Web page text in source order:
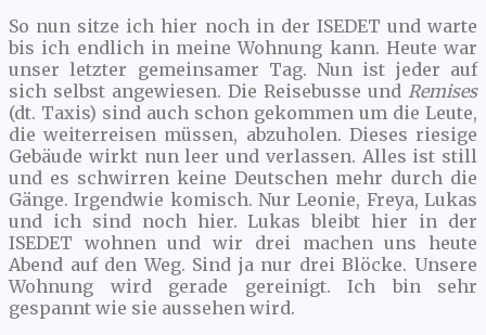
So nun sitze ich hier noch in der ISEDET und warte
bis ich endlich in meine Wohnung kann. Heute war
unser letzter gemeinsamer Tag. Nun ist jeder auf
sich selbst angewiesen. Die Reisebusse und Remises
(dt. Taxis) sind auch schon gekommen um die Leute,
die weiterreisen müssen, abzuholen. Dieses riesige
Gebäude wirkt nun leer und verlassen. Alles ist still
und es schwirren keine Deutschen mehr durch die
Gänge. Irgendwie komisch. Nur Leonie, Freya, Lukas
und ich sind noch hier. Lukas bleibt hier in der
ISEDET wohnen und wir drei machen uns heute
Abend auf den Weg. Sind ja nur drei Blöcke. Unsere
Wohnung wird gerade gereinigt. Ich bin sehr
gespannt wie sie aussehen wird.